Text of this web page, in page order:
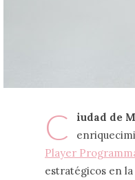
C iudad de
Player
estratégicos en